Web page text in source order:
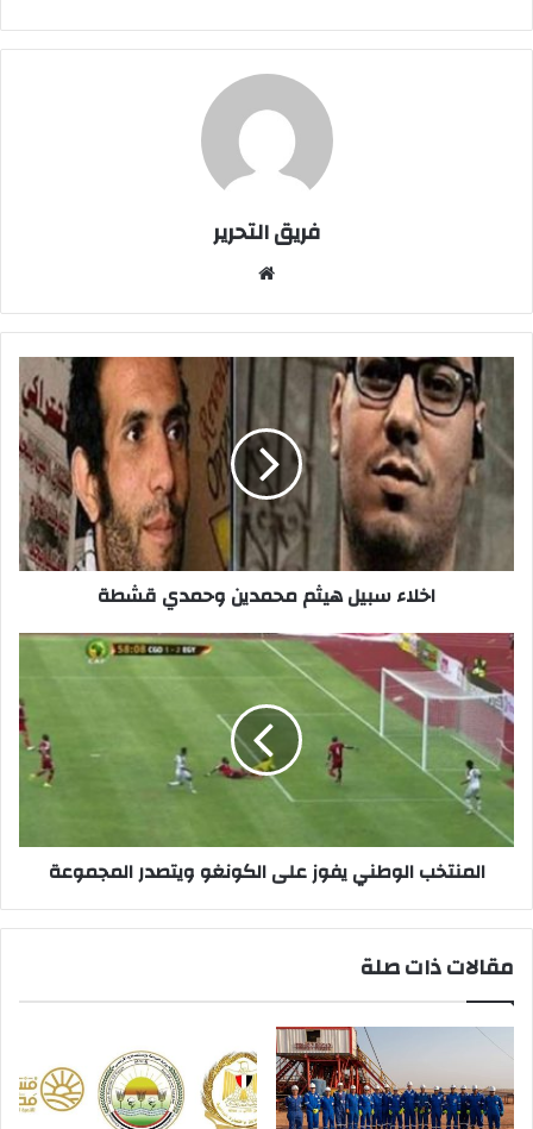
فريق التحرير
اخلاء
سبيل
هيثم
محمدين
وحمدي
قشطة
اخلاء سبيل هيثم محمدين وحمدي قشطة
المنتخب
الوطني
يفوز
على
الكونغو
ويتصدر
المجموعة
المنتخب الوطني يفوز على الكونغو ويتصدر المجموعة
مقالات ذات صلة